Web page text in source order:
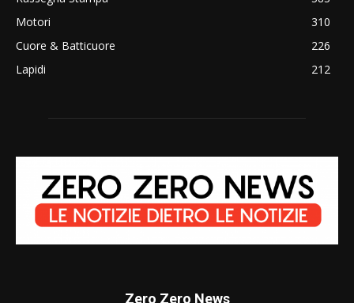
Motori
310
Cuore & Batticuore
226
Lapidi
212
Zero Zero News